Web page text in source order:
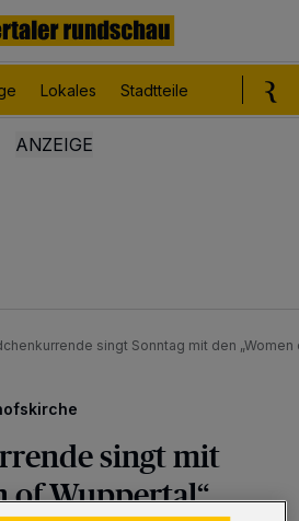
Lokales Stadtteile
singt Sonntag mit den „Women
singt mit
of Wuppertal“